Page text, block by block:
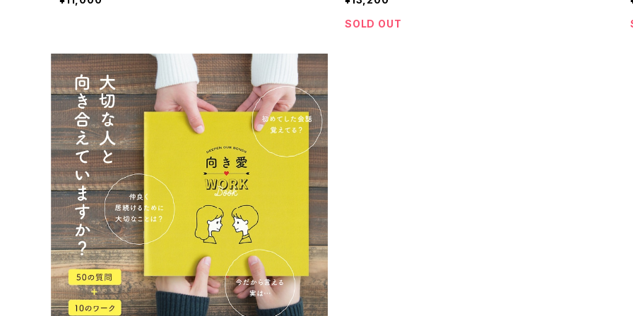
SOLD OUT